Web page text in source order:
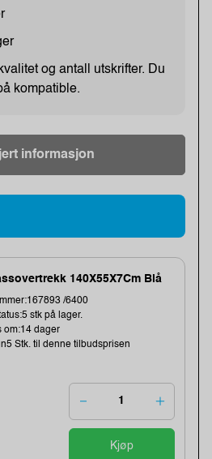
og antall utskrifter. Du
kompatible.
informasjon
140X55X7Cm Blå
/6400
stk på lager.
om:14 dager
Stk. til denne tilbudsprisen
Kjøp